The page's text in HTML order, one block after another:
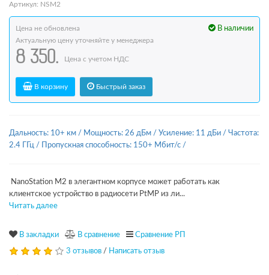
Артикул: NSM2
В наличии
Цена не обновлена
Актуальную цену уточняйте у менеджера
8 350. Цена с учетом НДС
В корзину Быстрый заказ
Дальность: 10+ км / Мощность: 26 дБм / Усиление: 11 дБи / Частота:
2.4 ГГц / Пропускная способность: 150+ Мбит/с /
NanoStation M2 в элегантном корпусе может работать как
клиентское устройство в радиосети PtMP из ли...
Читать далее
В закладки В сравнение Сравнение РП
3 отзывов / Написать отзыв